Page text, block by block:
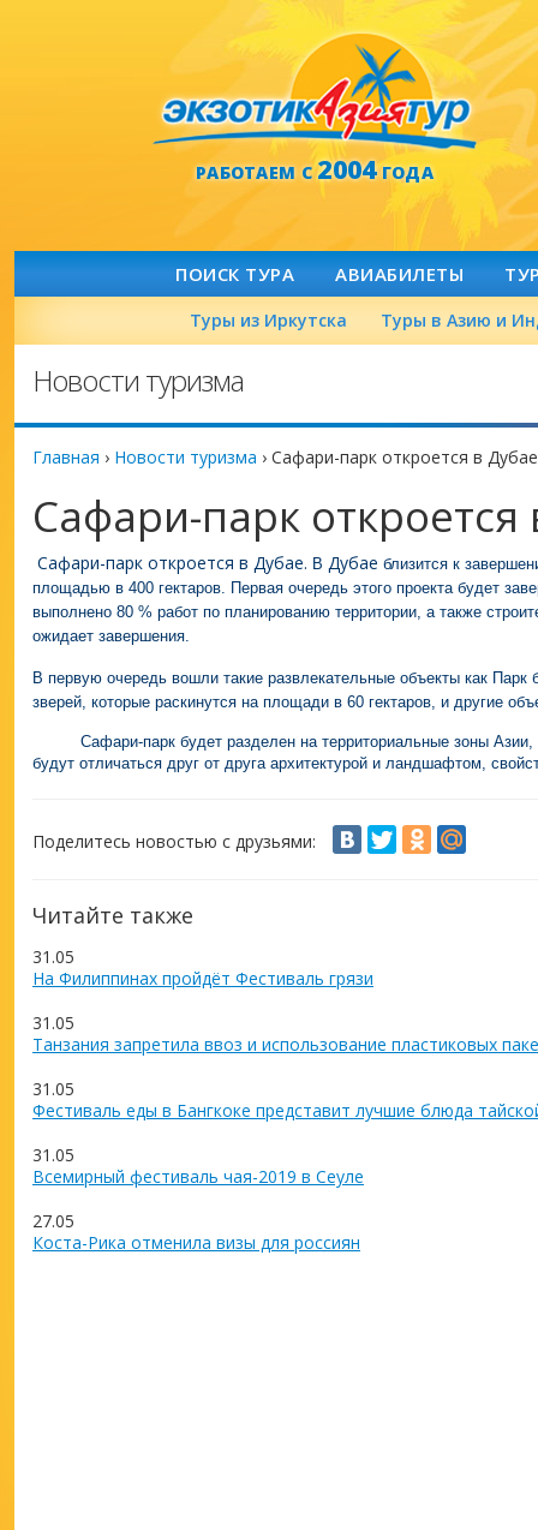
РАБОТАЕМ С2004ГОДА
ПОИСК ТУРА АВИАБИЛЕТЫ
Туры из Иркутска Туры в Азию и
Новости туризма
Главная › Новости туризма › Сафари-парк откроется в Дубае
Сафари-парк откроется
Сафари-парк откроется в Дубае. В Дубае близится к
площадью в 400 гектаров. Первая очередь этого проекта будет
выполнено 80 % работ по планированию территории, а также
ожидает завершения.
В первую очередь вошли такие развлекательные объекты как
зверей, которые раскинутся на площади в 60 гектаров, и другие
Сафари-парк будет разделен на территориальные зоны Азии,
будут отличаться друг от друга архитектурой и ландшафтом,
Поделитесь новостью с друзьями:
Читайте также
31.05
На Филиппинах пройдёт Фестиваль грязи
31.05
Танзания запретила ввоз и использование пластиковых
31.05
Фестиваль еды в Бангкоке представит лучшие блюда
31.05
Всемирный фестиваль чая-2019 в Сеуле
27.05
Коста-Рика отменила визы для россиян